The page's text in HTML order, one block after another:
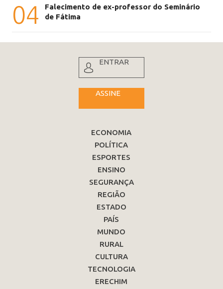
04
Falecimento de ex-professor do Seminário
de Fátima
ENTRAR
ASSINE
ECONOMIA
POLÍTICA
ESPORTES
ENSINO
SEGURANÇA
REGIÃO
ESTADO
PAÍS
MUNDO
RURAL
CULTURA
TECNOLOGIA
ERECHIM